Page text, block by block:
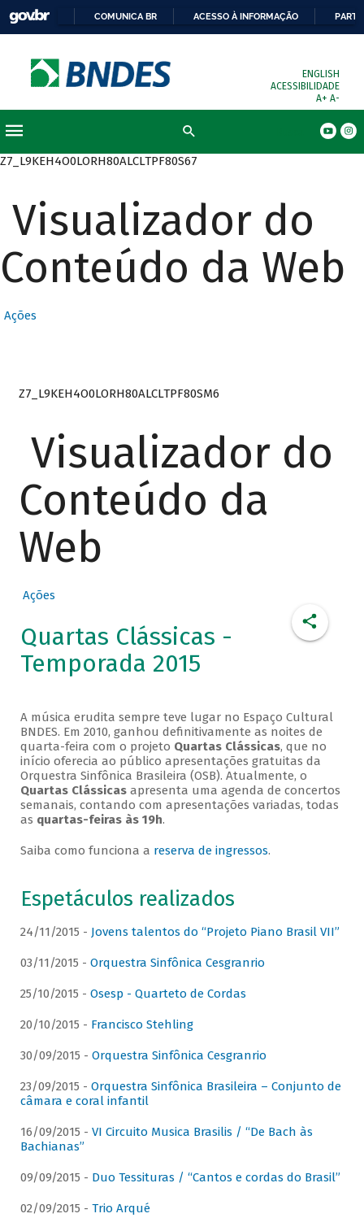
COMUNICA BR ACESSO À INFORMAÇÃO
ENGLISH
ACESSIBILIDADE
A+ A-
Z7_L9KEH4O0LORH80ALCLTPF80S67
Visualizador do
Conteúdo da Web
Ações
Z7_L9KEH4O0LORH80ALCLTPF80SM6
Visualizador do
Conteúdo da
Web
Ações
Quartas Clássicas -
Temporada 2015
A música erudita sempre teve lugar no Espaço Cultural
BNDES. Em 2010, ganhou definitivamente as noites de
quarta-feira com o projeto Quartas Clássicas, que no
início oferecia ao público apresentações gratuitas da
Orquestra Sinfônica Brasileira (OSB). Atualmente, o
Quartas Clássicasapresenta uma agenda de concertos
semanais, contando com apresentações variadas, todas
as quartas-feiras às 19h.
Saiba como funciona a reserva de ingressos.
Espetáculos realizados
24/11/2015 - Jovens talentos do “Projeto Piano Brasil VII”
03/11/2015 - Orquestra Sinfônica Cesgranrio
25/10/2015 - Osesp - Quarteto de Cordas
20/10/2015 - Francisco Stehling
30/09/2015 - Orquestra Sinfônica Cesgranrio
23/09/2015 - Orquestra Sinfônica Brasileira – Conjunto de
câmara e coral infantil
16/09/2015 - VI Circuito Musica Brasilis / “De Bach às
Bachianas”
09/09/2015 - Duo Tessituras / “Cantos e cordas do Brasil”
02/09/2015 - Trio Arqué